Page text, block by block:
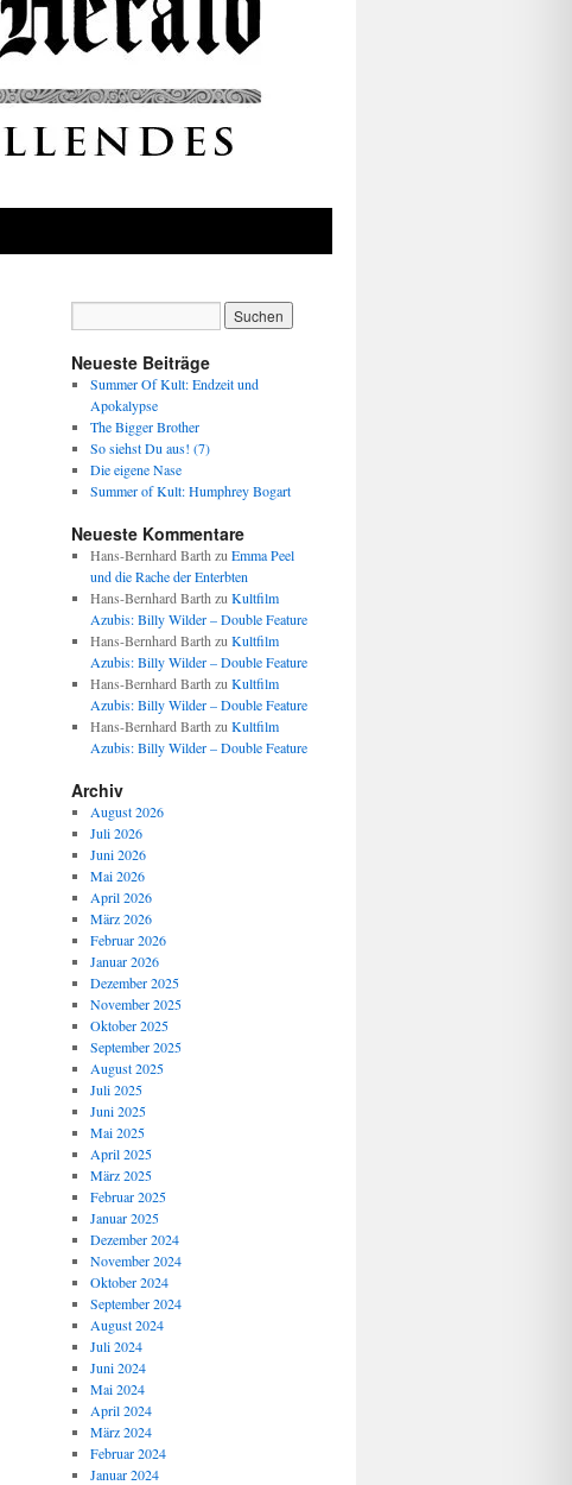
Neueste Beiträge
Summer Of Kult: Endzeit und
Apokalypse
The Bigger Brother
So siehst Du aus! (7)
Die eigene Nase
Summer of Kult: Humphrey Bogart
Neueste Kommentare
Hans-Bernhard Barth zu Emma Peel
und die Rache der Enterbten
Hans-Bernhard Barth zu Kultfilm
Azubis: Billy Wilder – Double Feature
Hans-Bernhard Barth zu Kultfilm
Azubis: Billy Wilder – Double Feature
Hans-Bernhard Barth zu Kultfilm
Azubis: Billy Wilder – Double Feature
Hans-Bernhard Barth zu Kultfilm
Azubis: Billy Wilder – Double Feature
Archiv
August 2026
Juli 2026
Juni 2026
Mai 2026
April 2026
März 2026
Februar 2026
Januar 2026
Dezember 2025
November 2025
Oktober 2025
September 2025
August 2025
Juli 2025
Juni 2025
Mai 2025
April 2025
März 2025
Februar 2025
Januar 2025
Dezember 2024
November 2024
Oktober 2024
September 2024
August 2024
Juli 2024
Juni 2024
Mai 2024
April 2024
März 2024
Februar 2024
Januar 2024